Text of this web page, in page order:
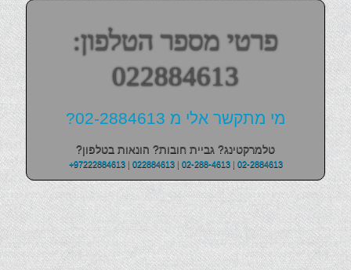
פרטי מספר הטלפון:
022884613
מי מתקשר אלי מ 02-2884613?
טלמרקטינג? גביית חובות? הונאות בטלפון?
+97222884613| 022884613| 02-288-4613| 02-2884613